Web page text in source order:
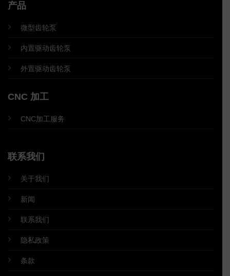
产品
微型齿轮泵
内置驱动齿轮泵
外置驱动齿轮泵
CNC 加工
CNC加工服务
联系我们
关于我们
新闻
联系我们
隐私政策
条款